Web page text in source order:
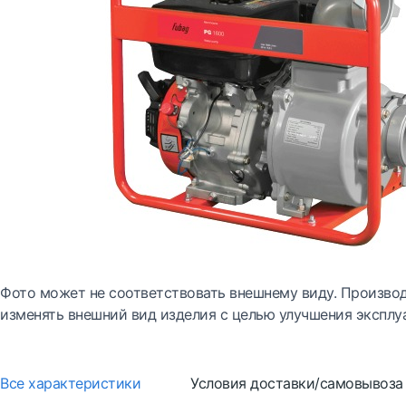
Фото может не соответствовать внешнему виду.
изменять внешний вид изделия с целью улучшения
Все характеристики Условия доставки/самовывоза